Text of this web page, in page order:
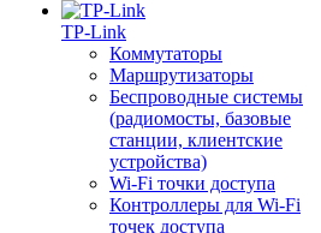
TP-Link
Коммутаторы
Маршрутизаторы
Беспроводные системы
(радиомосты, базовые
станции, клиентские
устройства)
Wi-Fi точки доступа
Контроллеры для Wi-Fi
точек доступа